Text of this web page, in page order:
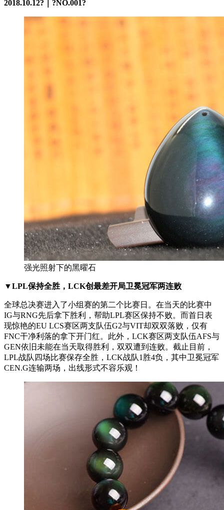
2018.10.12?｜ ?NO.001?
强光照射下的黑曜石
▼LPL保持全胜，LCK创最差开局卫冕冠军两连败
全球总决赛进入了小组赛的第二个比赛日。在当天的比赛中
IG与RNG先后拿下胜利，帮助LPL赛区保持不败。而首日表
现惊艳的EU LCS赛区两支队伍G2与VIT却双双落败，仅有
FNC干净利落的拿下开门红。此外，LCK赛区两支队伍AFS与
GEN依旧未能在当天取得胜利，双双遭到连败。截止目前，
LPL战队四场比赛保存全胜，LCK战队1胜4负，其中卫冕冠军
CEN.G连输两场，出线形式不容乐观！